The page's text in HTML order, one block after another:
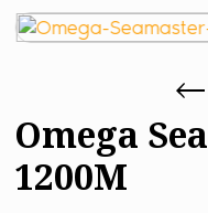
Omega
1200M